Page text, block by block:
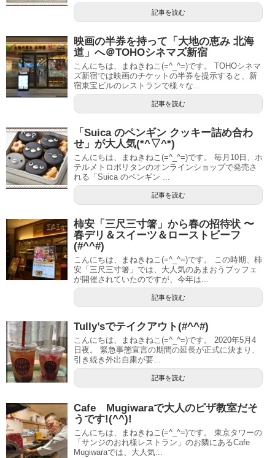
記事を読む
映画の半券を持って「大地の恵み 北海
道」へ＠TOHOシネマズ新宿
こんにちは、まねきねこ(=^_^=)です。 TOHOシネマ
ズ新宿では映画のチケットの半券を提示すると、新
宿東宝ビルのレストランで様々な...
記事を読む
「Suica のペンギン クッキー詰め合わ
せ」が大人気(*^▽^*)
こんにちは、まねきねこ(=^_^=)です。 毎月10日、ホ
テルメトロポリタンのオンラインショップで発売さ
れる「Suica のペンギン ...
記事を読む
柿安「三尺三寸箸」から春の招待状 〜
春デリ＆スイーツ＆ローストビーフ
(#^^#)
こんにちは、まねきねこ(=^_^=)です。 この時期、柿
安「三尺三寸箸」では、大人気のあまおうブッフェ
が開催されていたのですが、今年は...
記事を読む
Tully’sでテイクアウト(#^^#)
こんにちは、まねきねこ(=^_^=)です。 2020年5月4
日夜。 緊急事態宣言の期間の延長が正式に決まり、
引き続き外出自粛が要...
記事を読む
Cafe Mugiwaraで大人のピザ教室だそ
うです!(^^)!
こんにちは、まねきねこ(=^_^=)です。 東京タワーの
「サンジのおれ様レストラン」のお隣にあるCafe
Mugiwaraでは、大人気...